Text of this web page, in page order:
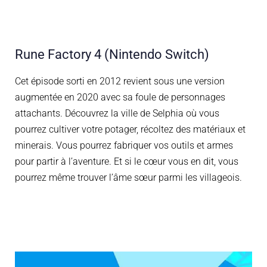
Rune Factory 4 (Nintendo Switch)
Cet épisode sorti en 2012 revient sous une version
augmentée en 2020 avec sa foule de personnages
attachants. Découvrez la ville de Selphia où vous
pourrez cultiver votre potager, récoltez des matériaux et
minerais. Vous pourrez fabriquer vos outils et armes
pour partir à l’aventure. Et si le cœur vous en dit, vous
pourrez même trouver l’âme sœur parmi les villageois.